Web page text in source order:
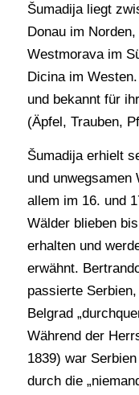
Šumadija liegt
Donau im
Westmorava im
Dicina im
und bekannt für
(Äpfel, Trauben,
Šumadija erhielt
und unwegsamen
allem im 16. und
Wälder blieben
erhalten und
erwähnt.
passierte
Belgrad
Während der
1839) war
durch die